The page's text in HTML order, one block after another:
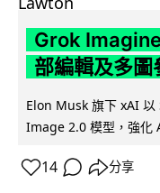
Grok
部編輯及多圖
Elon Musk 旗下 xAI
Image 2.0 模型，強化
14 分享